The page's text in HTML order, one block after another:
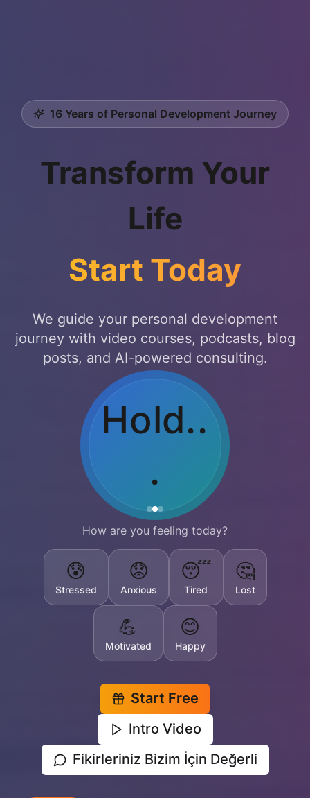
16 Years of Personal Development Journey
Transform Your
Life
Start Today
We guide your personal development
journey with video courses, podcasts, blog
posts, and AI-powered consulting.
Breat
How are you feeling today?
😰
Stressed
😟
Anxious
😴
Tired
🤔
Lost
💪
Motivated
😊
Happy
Start Free
Intro Video
Fikirleriniz Bizim İçin Değerli